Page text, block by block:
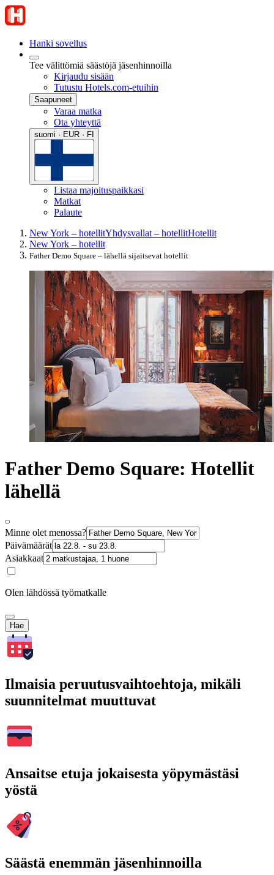
Hanki sovellus
Tee välittömiä säästöjä jäsenhinnoilla
Kirjaudu sisään
Tutustu Hotels.com-etuihin
Saapuneet
Varaa matka
Ota yhteyttä
suomi · EUR · FI
Listaa majoituspaikkasi
Matkat
Palaute
New York – hotellitYhdysvallat – hotellitHotellit
New York – hotellit
Father Demo Square – lähellä sijaitsevat hotellit
Father Demo Square: Hotellit
lähellä
Minne olet menossa?
Päivämäärät
Asiakkaat
Olen lähdössä työmatkalle
Hae
Ilmaisia peruutusvaihtoehtoja, mikäli
suunnitelmat muuttuvat
Ansaitse etuja jokaisesta yöpymästäsi
yöstä
Säästä enemmän jäsenhinnoilla